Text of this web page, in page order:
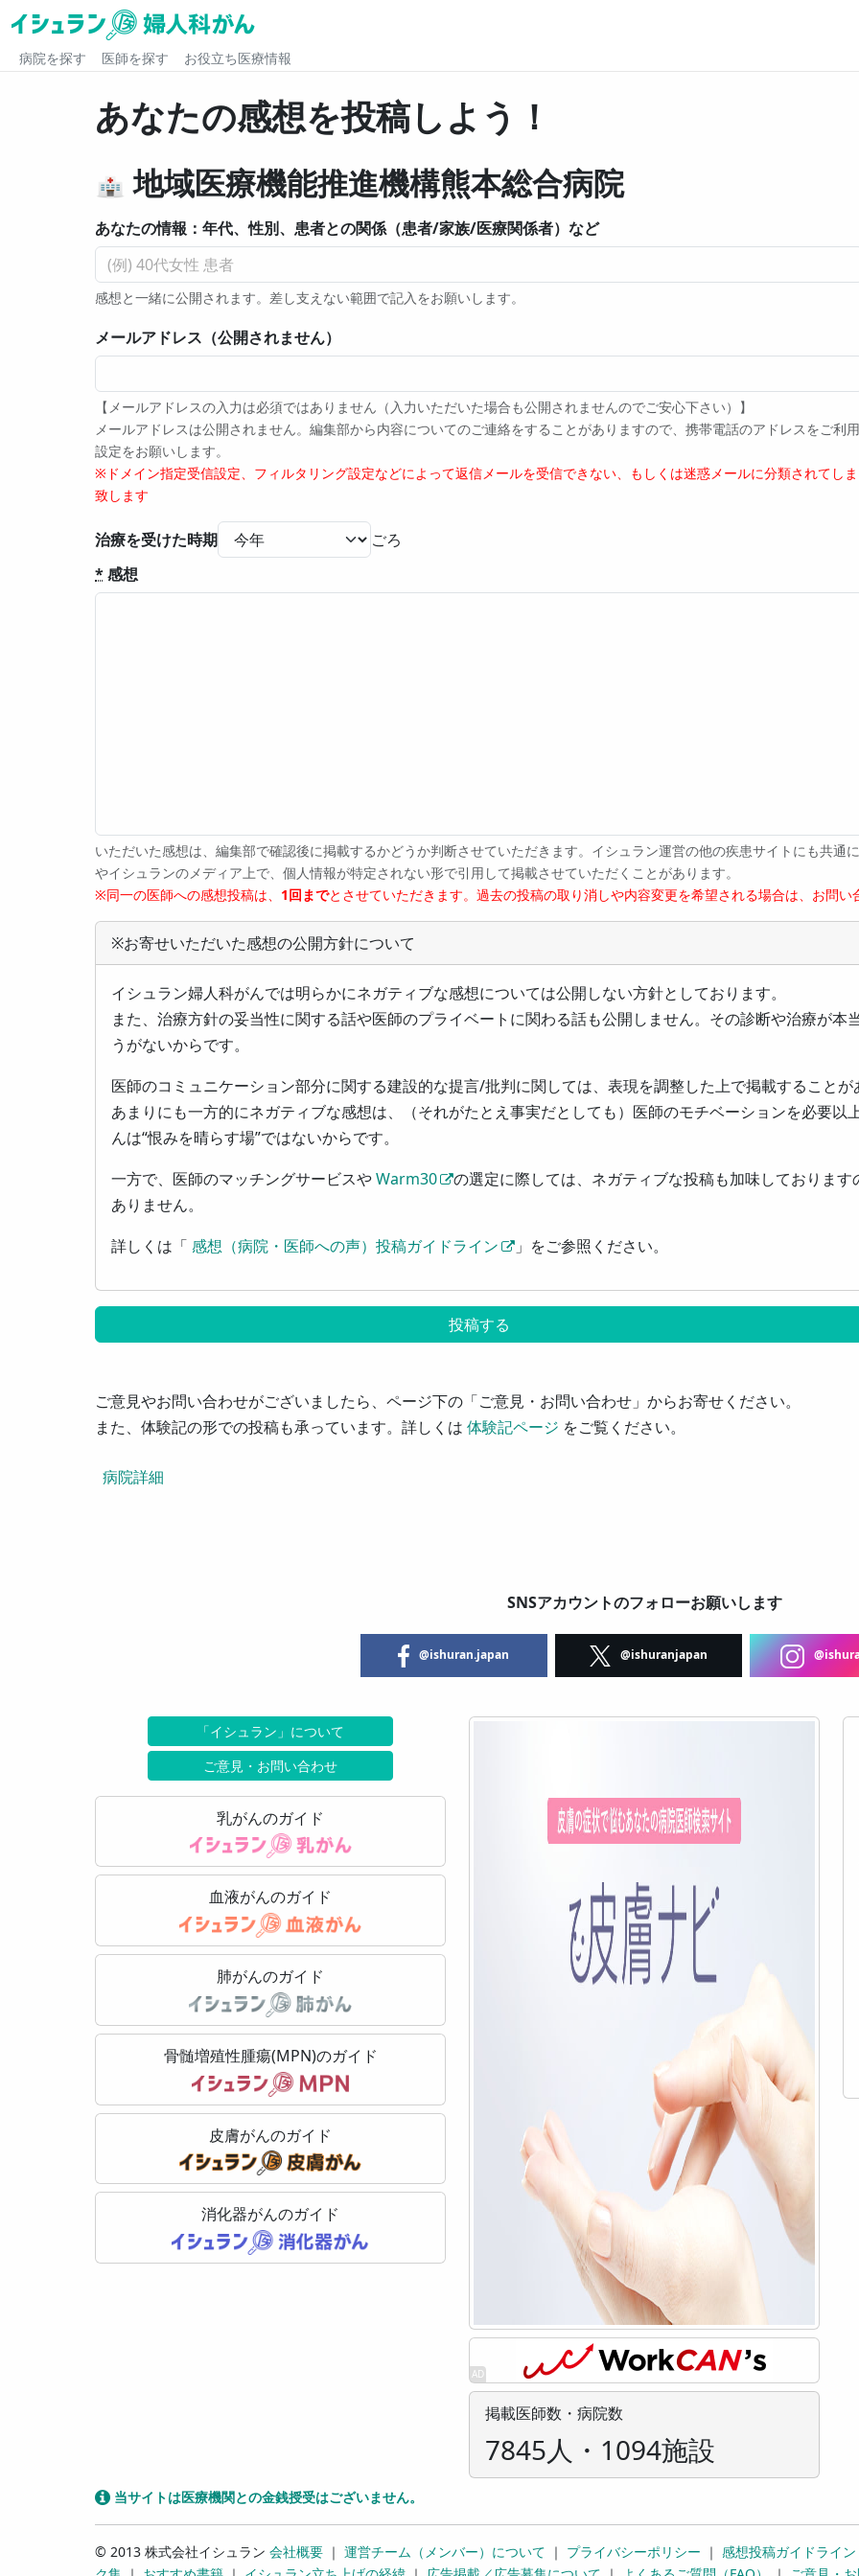
病院を探す 医師を探す お役立ち医療情報
あなたの感想を投稿しよう！
地域医療機能推進機構熊本総合病院
あなたの情報：年代、性別、患者との関係（患者/家族/医療関係者）など
感想と一緒に公開されます。差し支えない範囲で記入をお願いします。
メールアドレス（公開されません）
【メールアドレスの入力は必須ではありません（入力いただいた場合も公開されませんのでご安心下さい）】
メールアドレスは公開されません。編集部から内容についてのご連絡をすることがありますので、携帯電話のアドレスをご
設定をお願いします。
※ドメイン指定受信設定、フィルタリング設定などによって返信メールを受信できない、もしくは迷惑メールに分類されてし
致します
治療を受けた時期
*感想
いただいた感想は、編集部で確認後に掲載するかどうか判断させていただきます。イシュラン運営の他の疾患サイトにも共
やイシュランのメディア上で、個人情報が特定されない形で引用して掲載させていただくことがあります。
※同一の医師への感想投稿は、 1回までとさせていただきます。過去の投稿の取り消しや内容変更を希望される場合は、お問い
※お寄せいただいた感想の公開方針について
イシュラン婦人科がんでは明らかにネガティブな感想については公開しない方針としております。
また、治療方針の妥当性に関する話や医師のプライベートに関わる話も公開しません。その診断や治療が本
うがないからです。
医師のコミュニケーション部分に関する建設的な提言/批判に関しては、表現を調整した上で掲載することが
あまりにも一方的にネガティブな感想は、（それがたとえ事実だとしても）医師のモチベーションを必要
んは“恨みを晴らす場”ではないからです。
一方で、医師のマッチングサービスやWarm30
の選定に際しては、ネガティブな投稿も加味しておりま
ありません。
詳しくは「 感想（病院・医師への声）投稿ガイドライン 」をご参照ください。
ご意見やお問い合わせがございましたら、ページ下の「ご意見・お問い合わせ」からお寄せください。
また、体験記の形での投稿も承っています。詳しくは 体験記ページ をご覧ください。
病院詳細
SNSアカウントのフォローお願いします
@ishuran.japan @ishuranjapan
「イシュラン」について
ご意見・お問い合わせ
乳がんのガイド
血液がんのガイド
肺がんのガイド
骨髄増殖性腫瘍(MPN)のガイド
皮膚がんのガイド
消化器がんのガイド
掲載医師数・病院数
7845人・1094施設
当サイトは医療機関との金銭授受はございません。
© 2013 株式会社イシュラン 会社概要 ｜ 運営チーム（メンバー）について ｜ プライバシーポリシー ｜ 感想投稿ガイドライン